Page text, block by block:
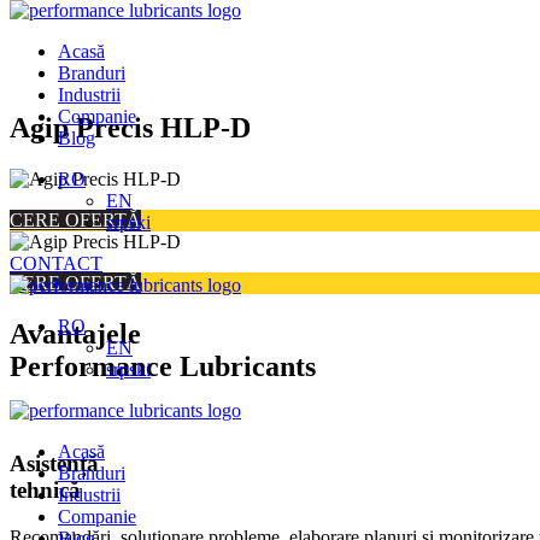
Skip
to
content
Acasă
Branduri
Industrii
Companie
Blog
RO
EN
srpski
CONTACT
RO
EN
srpski
Acasă
Branduri
Industrii
Companie
Agip Precis HLP-D
CERE OFERTĂ
CERE OFERTĂ
Avantajele
Performance Lubricants
Asistență
tehnică